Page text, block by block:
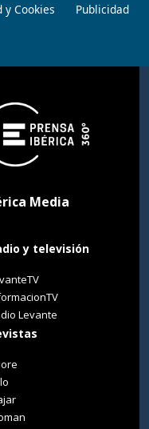
y Cookies Publicidad
Media
y televisión
Levante